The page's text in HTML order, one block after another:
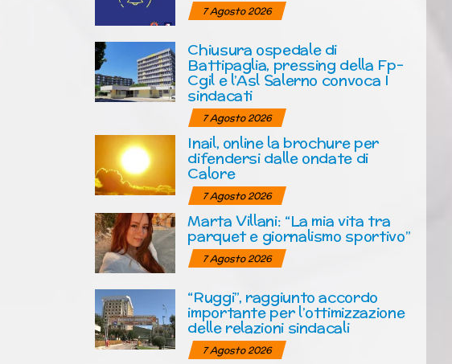
7 Agosto 2026
Chiusura ospedale di
Battipaglia, pressing della Fp-
Cgil e l’Asl Salerno convoca I
sindacati
7 Agosto 2026
Inail, online la brochure per
difendersi dalle ondate di
Calore
7 Agosto 2026
Marta Villani: “La mia vita tra
parquet e giornalismo sportivo”
7 Agosto 2026
“Ruggi”, raggiunto accordo
importante per l’ottimizzazione
delle relazioni sindacali
7 Agosto 2026